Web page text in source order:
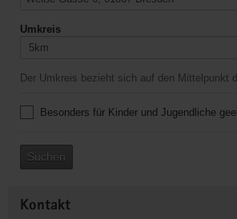
Umkreis
Der Umkreis bezieht sich auf den Mittelpunkt
Besonders für Kinder und Jugendliche
Suchen
Kontakt